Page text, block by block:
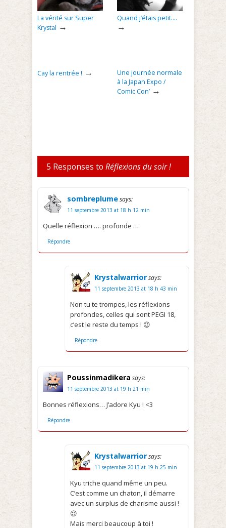
La vérité sur Super
Krystal →
Quand j’étais petit….
→
Cay la rentrée ! →
Une journée normale
à la Japan Expo /
Comic Con’ →
5 Responses to Réflexions du soir !
sombreplumesays:
11 septembre 2013 at 18 h 12 min
Quelle réflexion …. profonde …
Répondre
Krystalwarriorsays:
11 septembre 2013 at 18 h 43 min
Non tu te trompes, les réflexions
profondes, celles qui sont PEGI 18,
c’est le reste du temps ! 😉
Répondre
Poussinmadikera says:
11 septembre 2013 at 19 h 21 min
Bonnes réflexions… J’adore Kyu ! <3
Répondre
Krystalwarriorsays:
11 septembre 2013 at 19 h 25 min
Kyu triche quand même un peu.
C’est comme un chaton, il démarre
avec un surplus de charisme aussi !
😉
Mais merci beaucoup à toi !